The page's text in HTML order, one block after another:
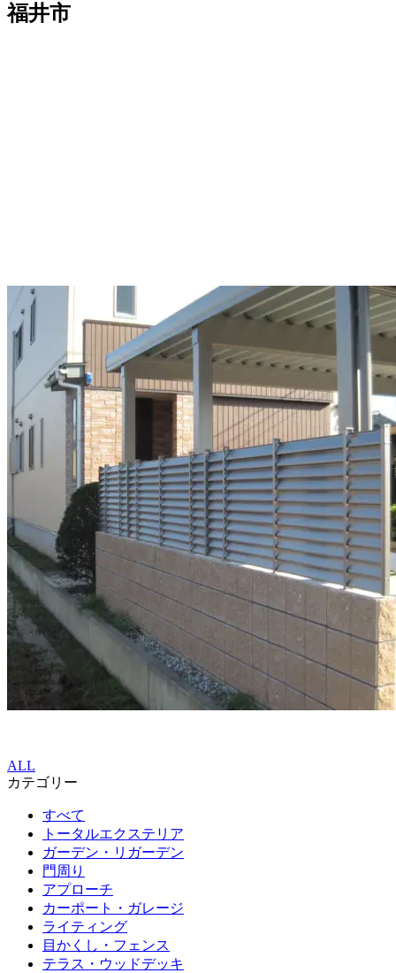
福井市
ALL
カテゴリー
すべて
トータルエクステリア
ガーデン・リガーデン
門周り
アプローチ
カーポート・ガレージ
ライティング
目かくし・フェンス
テラス・ウッドデッキ